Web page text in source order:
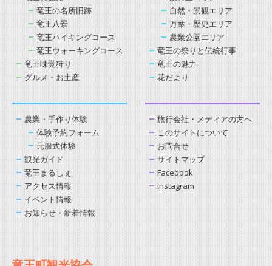
竜王の名所旧跡
竜王八景
竜王ハイキングコース
竜王ウォーキングコース
竜王味覚狩り
グルメ・お土産
自然・景観エリア
万葉・歴史エリア
農業公園エリア
竜王の祭りと伝統行事
竜王の魅力
花だより
農業・手作り体験
体験予約フォーム
元服式体験
観光ガイド
竜王まるしぇ
アクセス情報
イベント情報
お知らせ・新着情報
旅行会社・メディアの方へ
このサイトについて
お問合せ
サイトマップ
Facebook
Instagram